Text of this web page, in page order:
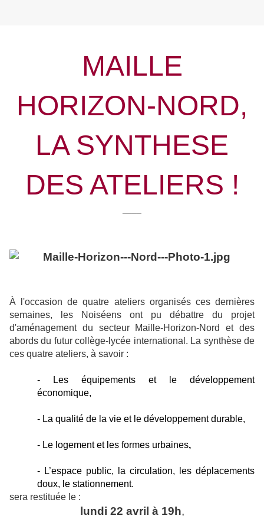
MAILLE
HORIZON-NORD,
LA SYNTHESE
DES ATELIERS !
À l'occasion de quatre ateliers organisés ces dernières
semaines, les Noiséens ont pu débattre du projet
d'aménagement du secteur Maille-Horizon-Nord et des
abords du futur collège-lycée international. La synthèse de
ces quatre ateliers, à savoir :
- Les équipements et le développement
économique,
- La qualité de la vie et le développement durable,
- Le logement et les formes urbaines,
- L’espace public, la circulation, les déplacements
doux, le stationnement.
sera restituée le :
lundi 22 avril à 19h,